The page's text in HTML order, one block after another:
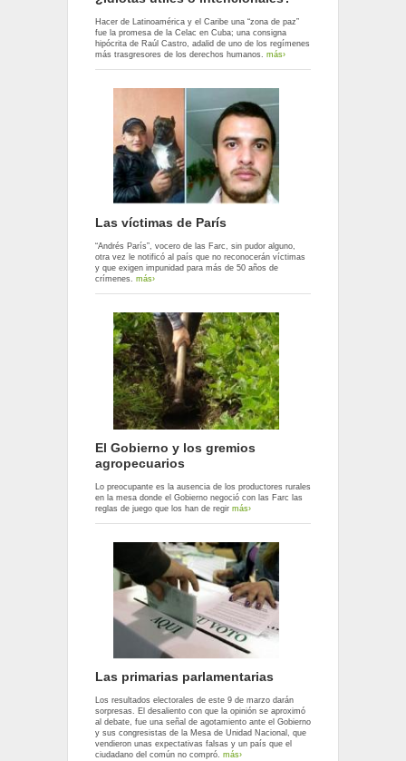
Hacer de Latinoamérica y el Caribe una “zona de paz”
fue la promesa de la Celac en Cuba; una consigna
hipócrita de Raúl Castro, adalid de uno de los regímenes
más trasgresores de los derechos humanos. más›
Las víctimas de París
“Andrés París”, vocero de las Farc, sin pudor alguno,
otra vez le notificó al país que no reconocerán víctimas
y que exigen impunidad para más de 50 años de
crímenes. más›
El Gobierno y los gremios
agropecuarios
Lo preocupante es la ausencia de los productores rurales
en la mesa donde el Gobierno negoció con las Farc las
reglas de juego que los han de regir más›
Las primarias parlamentarias
Los resultados electorales de este 9 de marzo darán
sorpresas. El desaliento con que la opinión se aproximó
al debate, fue una señal de agotamiento ante el Gobierno
y sus congresistas de la Mesa de Unidad Nacional, que
vendieron unas expectativas falsas y un país que el
ciudadano del común no compró. más›